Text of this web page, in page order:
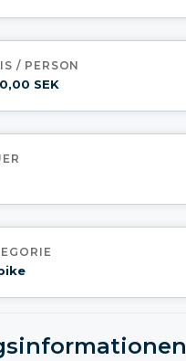
/ PERSON
SEK